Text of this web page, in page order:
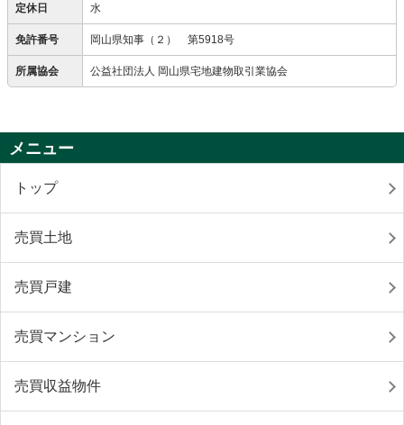
定休日 水
免許番号 岡山県知事（２） 第5918号
所属協会 公益社団法人 岡山県宅地建物取引業協会
メニュー
トップ
売買土地
売買戸建
売買マンション
売買収益物件